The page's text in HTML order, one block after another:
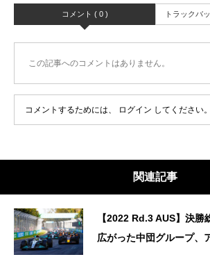
コメント ( 0 ) トラックバ
この記事へのコメントはありません。
コメントするためには、 ログイン してください。
関連記事
【2022 Rd.3 AUS】決
広がった中団グループ、